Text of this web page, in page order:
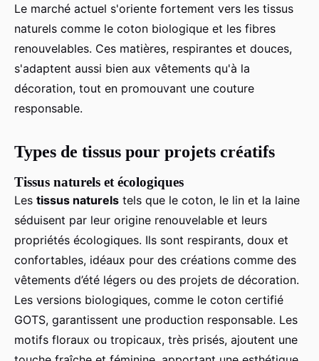
Le marché actuel s'oriente fortement vers les tissus
naturels comme le coton biologique et les fibres
renouvelables. Ces matières, respirantes et douces,
s'adaptent aussi bien aux vêtements qu'à la
décoration, tout en promouvant une couture
responsable.
Types de tissus pour projets créatifs
Tissus naturels et écologiques
Les tissus naturels tels que le coton, le lin et la laine
séduisent par leur origine renouvelable et leurs
propriétés écologiques. Ils sont respirants, doux et
confortables, idéaux pour des créations comme des
vêtements d’été légers ou des projets de décoration.
Les versions biologiques, comme le coton certifié
GOTS, garantissent une production responsable. Les
motifs floraux ou tropicaux, très prisés, ajoutent une